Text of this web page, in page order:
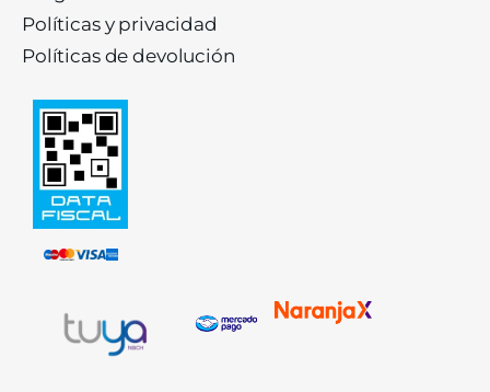
Políticas y privacidad
Políticas de devolución